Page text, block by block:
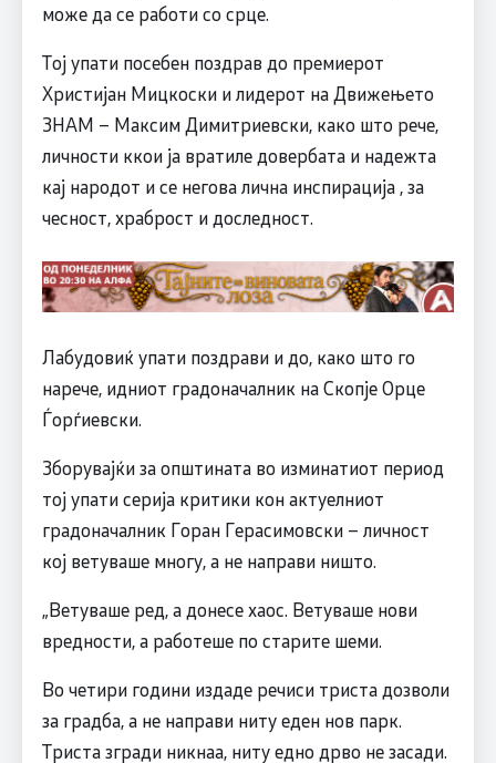
може да се работи со срце.
Тој упати посебен поздрав до премиерот
Христијан Мицкоски и лидерот на Движењето
ЗНАМ – Максим Димитриевски, како што рече,
личности ккои ја вратиле довербата и надежта
кај народот и се негова лична инспирација , за
чесност, храброст и доследност.
Лабудовиќ упати поздрави и до, како што го
нарече, идниот градоначалник на Скопје Орце
Ѓорѓиевски.
Зборувајќи за општината во изминатиот период
тој упати серија критики кон актуелниот
градоначалник Горан Герасимовски – личност
кој ветуваше многу, а не направи ништо.
„Ветуваше ред, а донесе хаос. Ветуваше нови
вредности, а работеше по старите шеми.
Во четири години издаде речиси триста дозволи
за градба, а не направи ниту еден нов парк.
Триста згради никнаа, ниту едно дрво не засади.